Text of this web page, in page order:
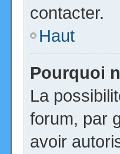
contacter.
Haut
Pourquoi
La
forum, par
avoir